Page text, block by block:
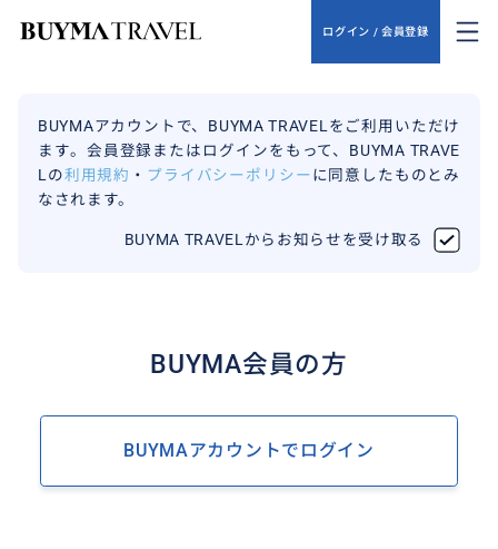
ログイン / 会員登録
BUYMAアカウントで、BUYMA TRAVELをご利用いただけ
ます。会員登録またはログインをもって、BUYMA TRAVE
Lの利用規約 ・ プライバシーポリシー に同意したものとみ
なされます。
BUYMA TRAVELからお知らせを受け取る
BUYMA会員の方
BUYMAアカウントでログイン